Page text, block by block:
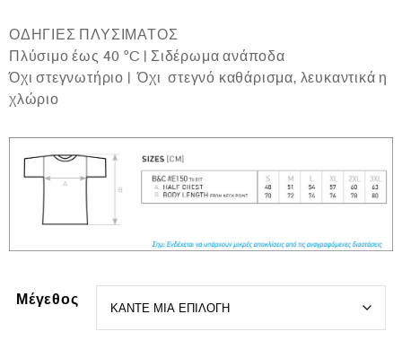
μ
ε
α
π
ΟΔΗΓΙΕΣ ΠΛΥΣΙΜΑΤΟΣ
Πλύσιμο έως 40 °C | Σιδέρωμα ανάποδα
Όχι στεγνωτήριο | Όχι στεγνό καθάρισμα, λευκαντικά η
χλώριο
Μέγεθος